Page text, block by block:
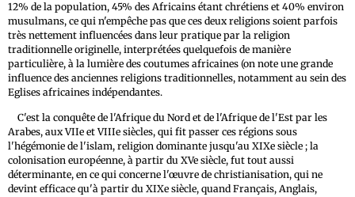
12% de la population, 45% des Africains étant chrétiens et 40% environ
musulmans, ce qui n'empêche pas que ces deux religions soient parfois
très nettement influencées dans leur pratique par la religion
traditionnelle originelle, interprétées quelquefois de manière
particulière, à la lumière des coutumes africaines (on note une grande
influence des anciennes religions traditionnelles, notamment au sein des
Eglises africaines indépendantes.
C'est la conquête de l'Afrique du Nord et de l'Afrique de l'Est par les
Arabes, aux VIIe et VIIIe siècles, qui fit passer ces régions sous
l'hégémonie de l'islam, religion dominante jusqu'au XIXe siècle ; la
colonisation européenne, à partir du XVe siècle, fut tout aussi
déterminante, en ce qui concerne l'œuvre de christianisation, qui ne
devint efficace qu'à partir du XIXe siècle, quand Français, Anglais,